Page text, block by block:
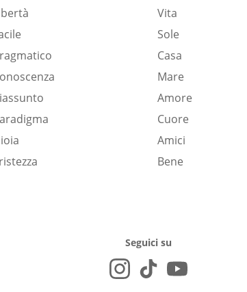
Vita
Sole
Casa
Mare
Amore
Cuore
Amici
Bene
Seguici su